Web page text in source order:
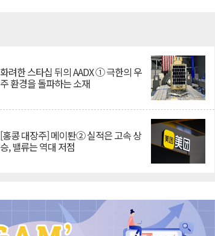
화려한 스타십 뒤의 AADX ① 극한의 우
주 환경을 돌파하는 소재
[홍콩 대장주] 메이퇀② 실적은 고속 상
승, 밸류는 역대 저점